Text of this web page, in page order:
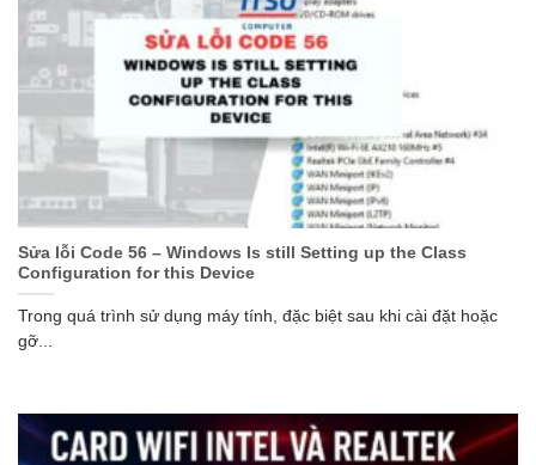
Sửa lỗi Code 56 – Windows Is still Setting up the Class
Configuration for this Device
Trong quá trình sử dụng máy tính, đặc biệt sau khi cài đặt hoặc
gỡ...